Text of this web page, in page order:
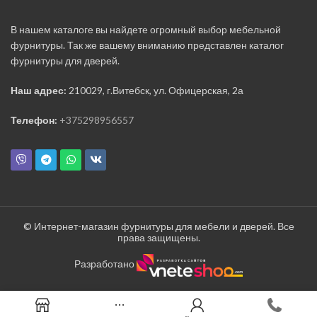
В нашем каталоге вы найдете огромный выбор мебельной
фурнитуры. Так же вашему вниманию представлен каталог
фурнитуры для дверей.
Наш адрес: 210029, г.Витебск, ул. Офицерская, 2а
Телефон: +375298956557
© Интернет-магазин фурнитуры для мебели и дверей. Все
права защищены.
Разработано